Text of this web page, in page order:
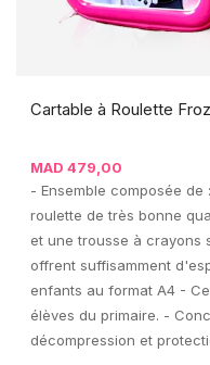
Cartable à Roulette
MAD 479,00
- Ensemble composée
roulette de très bonne
et une trousse à crayons
offrent suffisamment
enfants au format A4 -
élèves du primaire. -
décompression et